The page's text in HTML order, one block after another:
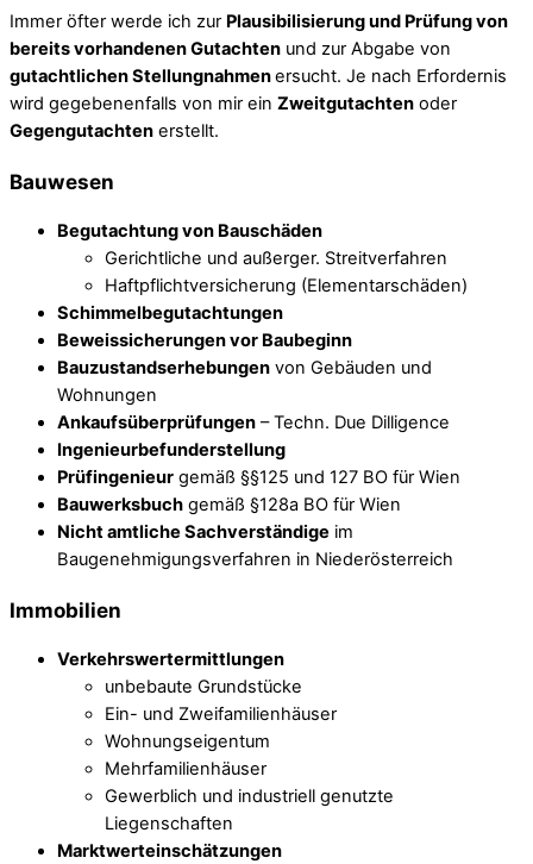
Immer öfter werde ich zur Plausibilisierung und Prüfung von
bereits vorhandenen Gutachten und zur Abgabe von
gutachtlichen Stellungnahmenersucht. Je nach Erfordernis
wird gegebenenfalls von mir ein Zweitgutachten oder
Gegengutachten erstellt.
Bauwesen
Begutachtung von Bauschäden
Gerichtliche und außerger. Streitverfahren
Haftpflichtversicherung (Elementarschäden)
Schimmelbegutachtungen
Beweissicherungen vor Baubeginn
Bauzustandserhebungen von Gebäuden und
Wohnungen
Ankaufsüberprüfungen – Techn. Due Dilligence
Ingenieurbefunderstellung
Prüfingenieur gemäß §§125 und 127 BO für Wien
Bauwerksbuch gemäß §128a BO für Wien
Nicht amtliche Sachverständige im
Baugenehmigungsverfahren in Niederösterreich
Immobilien
Verkehrswertermittlungen
unbebaute Grundstücke
Ein- und Zweifamilienhäuser
Wohnungseigentum
Mehrfamilienhäuser
Gewerblich und industriell genutzte
Liegenschaften
Marktwerteinschätzungen